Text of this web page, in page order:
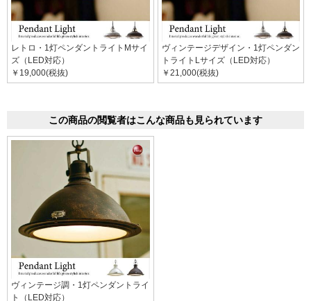
レトロ・1灯ペンダントライトMサイ
ズ（LED対応）
￥19,000(税抜)
ヴィンテージデザイン・1灯ペンダン
トライトLサイズ（LED対応）
￥21,000(税抜)
この商品の閲覧者はこんな商品も見られています
ヴィンテージ調・1灯ペンダントライ
ト（LED対応）